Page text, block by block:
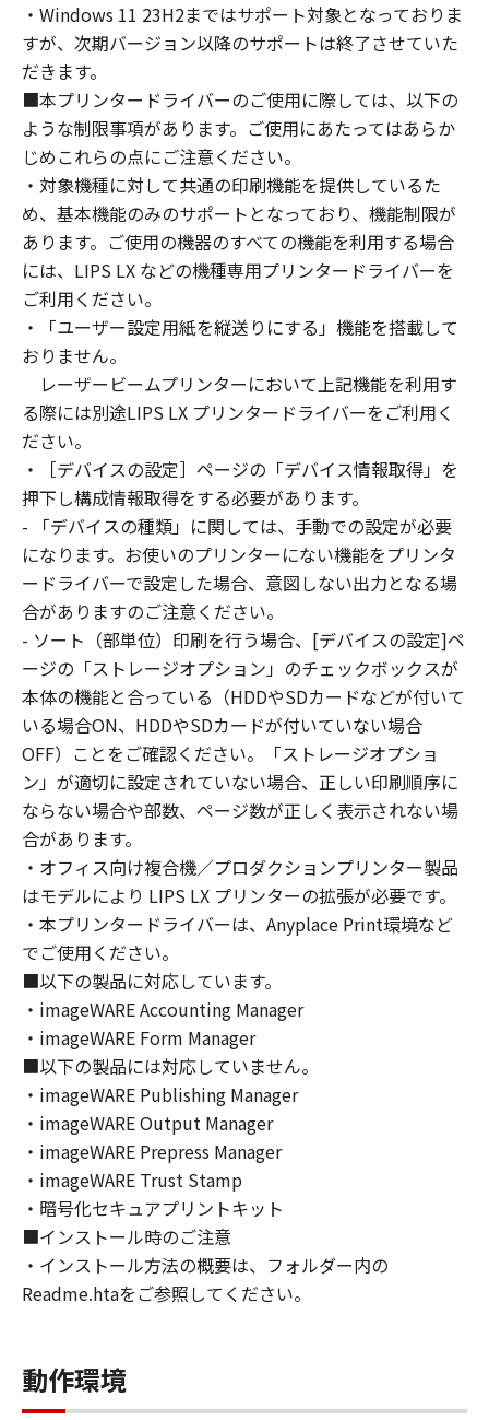
ェア」を使用させることができますが、かかる
コンピューターの使用者に本契約書上の義務お
よび条件を遵守させるとともに、その履行に関
し全責任を負うことを条件とします。
(2) お客様は、上記(1)に基づいて「本ソフトウ
ェア」を使用するためのバックアップとして、
「本ソフトウェア」を１部、複製することがで
きます。
(3) 上記(1)および(2)に定める場合を除き、キヤ
ノンまたはキヤノンのライセンサーのいかなる
知的財産権も、明示たると黙示たるとを問わ
ず、本契約書によってお客様に譲渡あるいは許
諾されるものではありません。
２．制限
(1) お客様は、再使用許諾、譲渡、販売、頒
布、リースもしくは貸与その他の方法により、
第三者に「本ソフトウェア」を使用させること
はできません。
(2) お客様は、「本ソフトウェア」の全部また
は一部を修正、改変、逆コンパイル、逆アセン
ブル、その他リバースエンジニアリング等する
ことはできません。また第三者にこのような行
為をさせてはなりません。
３．著作権表示
お客様は、「本ソフトウェア」に含まれるキヤ
ノンまたはキヤノンのライセンサーの著作権表
示を変更し、除去しもしくは削除してはなりま
せん。
４．所有権
「本ソフトウェア」に係る権原および所有権
は、その内容によりキヤノンまたはキヤノンの
ライセンサーに帰属します。
５．輸出
お客様は、日本国政府または関連する外国政府
より必要な許可等を得ることなしに、「本ソフ
トウェア」の全部または一部を、直接または間
接に輸出してはなりません。
６．サポートおよびアップデート
キヤノン、キヤノンの子会社、関係会社、それ
らの販売代理店および販売店、並びにキヤノン
のライセンサーは、お客様による「本ソフトウ
ェア」の使用を支援すること、および「本ソフ
トウェア」に対してアップデート、バグの修正
あるいはサポートを行うことについて、いかな
る責任も負うものではありません。
７．保証の否認・免責
(1) 「本ソフトウェア」は、『現状のまま』の
状態で使用許諾されます。キヤノン、キヤノン
のライセンサー、キヤノンの子会社、キヤノン
の関連会社、それらの販売代理店または販売店
め、いかなる保証も、明示たると黙示たるとを
問わず一切しないものとします。
・Windows 11 23H2まではサポート対象となっておりま
すが、次期バージョン以降のサポートは終了させていた
だきます。
■本プリンタードライバーのご使用に際しては、以下の
ような制限事項があります。ご使用にあたってはあらか
じめこれらの点にご注意ください。
・対象機種に対して共通の印刷機能を提供しているた
め、基本機能のみのサポートとなっており、機能制限が
あります。ご使用の機器のすべての機能を利用する場合
には、LIPS LX などの機種専用プリンタードライバーを
ご利用ください。
・「ユーザー設定用紙を縦送りにする」機能を搭載して
おりません。
レーザービームプリンターにおいて上記機能を利用す
る際には別途LIPS LX プリンタードライバーをご利用く
ださい。
・［デバイスの設定］ページの「デバイス情報取得」を
押下し構成情報取得をする必要があります。
- 「デバイスの種類」に関しては、手動での設定が必要
になります。お使いのプリンターにない機能をプリンタ
ードライバーで設定した場合、意図しない出力となる場
合がありますのご注意ください。
- ソート（部単位）印刷を行う場合、[デバイスの設定]ペ
ージの「ストレージオプション」のチェックボックスが
本体の機能と合っている（HDDやSDカードなどが付いて
いる場合ON、HDDやSDカードが付いていない場合
OFF）ことをご確認ください。「ストレージオプショ
ン」が適切に設定されていない場合、正しい印刷順序に
ならない場合や部数、ページ数が正しく表示されない場
合があります。
・オフィス向け複合機／プロダクションプリンター製品
はモデルにより LIPS LX プリンターの拡張が必要です。
・本プリンタードライバーは、Anyplace Print環境など
でご使用ください。
■以下の製品に対応しています。
・imageWARE Accounting Manager
・imageWARE Form Manager
■以下の製品には対応していません。
・imageWARE Publishing Manager
・imageWARE Output Manager
・imageWARE Prepress Manager
・imageWARE Trust Stamp
・暗号化セキュアプリントキット
■インストール時のご注意
・インストール方法の概要は、フォルダー内の
Readme.htaをご参照してください。
動作環境